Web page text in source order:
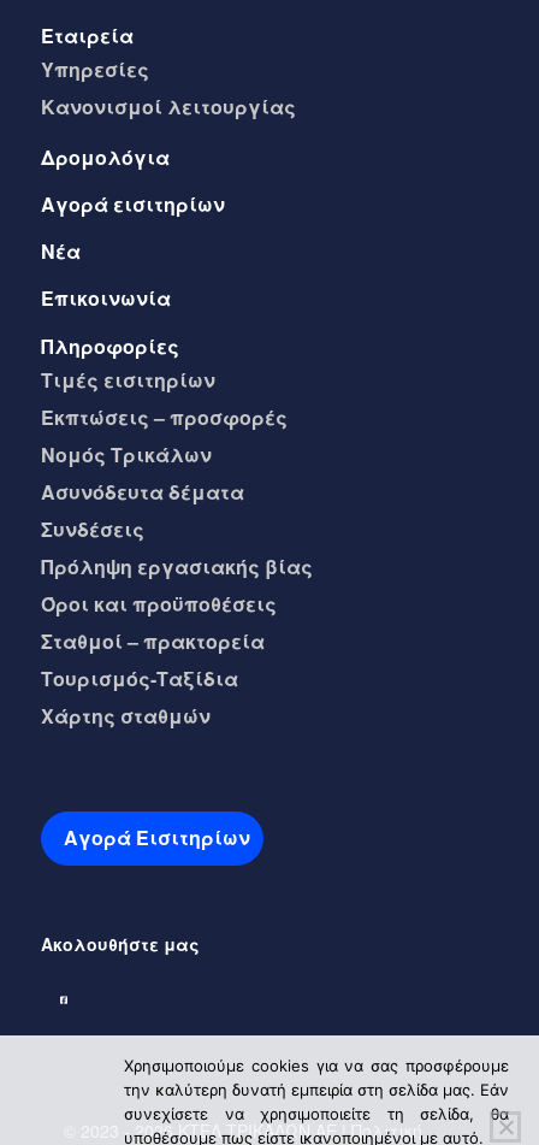
Εταιρεία
Yπηρεσίες
Kανονισμοί λειτουργίας
Δρομολόγια
Αγορά εισιτηρίων
Νέα
Επικοινωνία
Πληροφορίες
Τιμές εισιτηρίων
Eκπτώσεις – προσφορές
Νομός Τρικάλων
Ασυνόδευτα δέματα
Συνδέσεις
Πρόληψη εργασιακής βίας
Όροι και προϋποθέσεις
Σταθμοί – πρακτορεία
Τουρισμός-Ταξίδια
Χάρτης σταθμών
Αγορά Εισιτηρίων
Ακολουθήστε μας
© 2023 - 2026 ΚΤΕΛ ΤΡΙΚΑΛΩΝ ΑΕ |Πολιτική
Χρησιμοποιούμε cookies για να σας προσφέρουμε
την καλύτερη δυνατή εμπειρία στη σελίδα μας. Εάν
συνεχίσετε να χρησιμοποιείτε τη σελίδα, θα
υποθέσουμε πως είστε ικανοποιημένοι με αυτό.